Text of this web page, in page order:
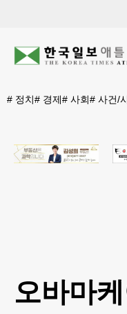
# 정치# 경제# 사회# 사건/
오바마